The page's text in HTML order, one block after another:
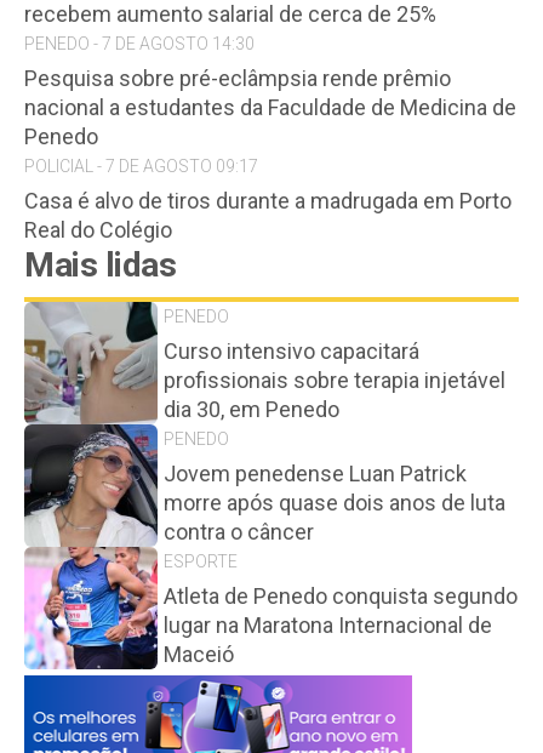
recebem aumento salarial de cerca de 25%
PENEDO - 7 DE AGOSTO 14:30
Pesquisa sobre pré-eclâmpsia rende prêmio
nacional a estudantes da Faculdade de Medicina de
Penedo
POLICIAL - 7 DE AGOSTO 09:17
Casa é alvo de tiros durante a madrugada em Porto
Real do Colégio
Mais lidas
PENEDO
Curso intensivo capacitará
profissionais sobre terapia injetável
dia 30, em Penedo
PENEDO
Jovem penedense Luan Patrick
morre após quase dois anos de luta
contra o câncer
ESPORTE
Atleta de Penedo conquista segundo
lugar na Maratona Internacional de
Maceió